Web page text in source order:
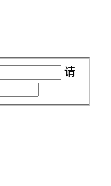
请